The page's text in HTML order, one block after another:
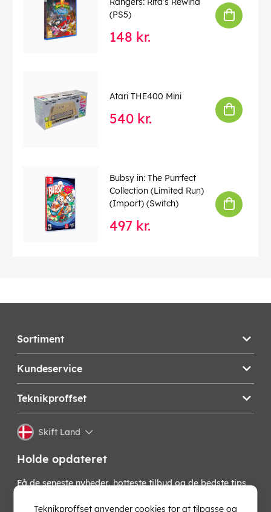
(PS5)
148 kr.
Atari THE400 Mini
540 kr.
Bubsy in: The Purrfect
Collection (Limited Run)
(Import) (Switch)
497 kr.
Sortiment
Kundeservice
Teknikproffset
Skift Land
Holde opdateret
Få de seneste nyheder, hotteste tilbud og de bedste tips
nyhedsbrev!
Teknikproffset anvender cookies tor at tilpasse og